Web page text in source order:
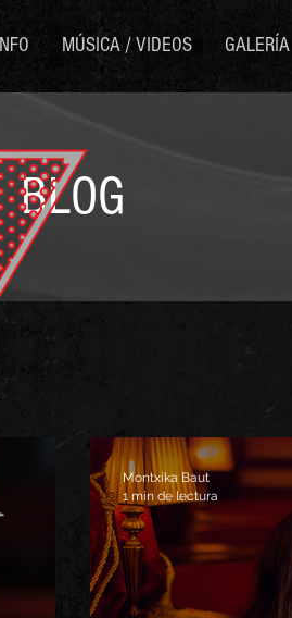
INFO MÚSICA / VIDEOS GALERÍA
BLOG
Montxika Baut
1 min de lectura